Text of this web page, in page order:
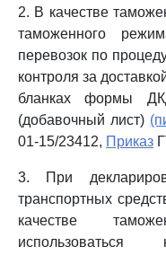
2. В качестве
таможенного
перевозок по
контроля за
бланках формы
(добавочный лист)
01-15/23412, Приказ
3. При
транспортных
качестве
использоваться